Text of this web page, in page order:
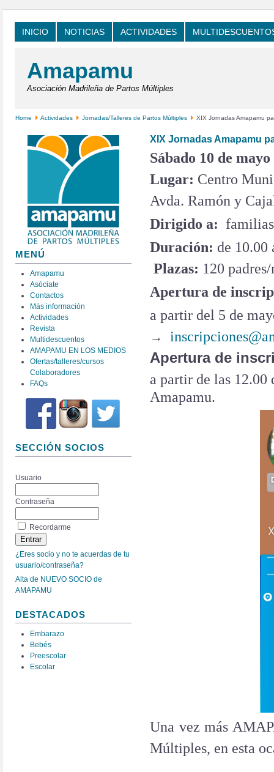
INICIO NOTICIAS ACTIVIDADES
Amapamu
Asociación Madrileña de Partos Múltiples
Home Actividades Jornadas/Talleres de Partos Múltiples XIX Jornadas Amapamu
MENÚ
Amapamu
Asóciate
Contactos
Más información
Actividades
Revista
Multidescuentos
AMAPAMU EN LOS MEDIOS
Ofertas/talleres/cursos
Colaboradores
FAQs
SECCIÓN SOCIOS
Usuario
Contraseña
Recordarme
¿Eres socio y no te acuerdas de tu
usuario/contraseña?
Alta de NUEVO SOCIO de
AMAPAMU
DESTACADOS
Embarazo
Bebés
Preescolar
Escolar
XIX Jornadas Amapamu
Sábado 10 de
Lugar: Centro
Avda. Ramón y
Dirigido a:
Duración: de 10.00
Plazas: 120
Apertura de
a partir del 5 de
→
Apertura de
a partir de las
Amapamu.
Una vez más
Múltiples, en esta